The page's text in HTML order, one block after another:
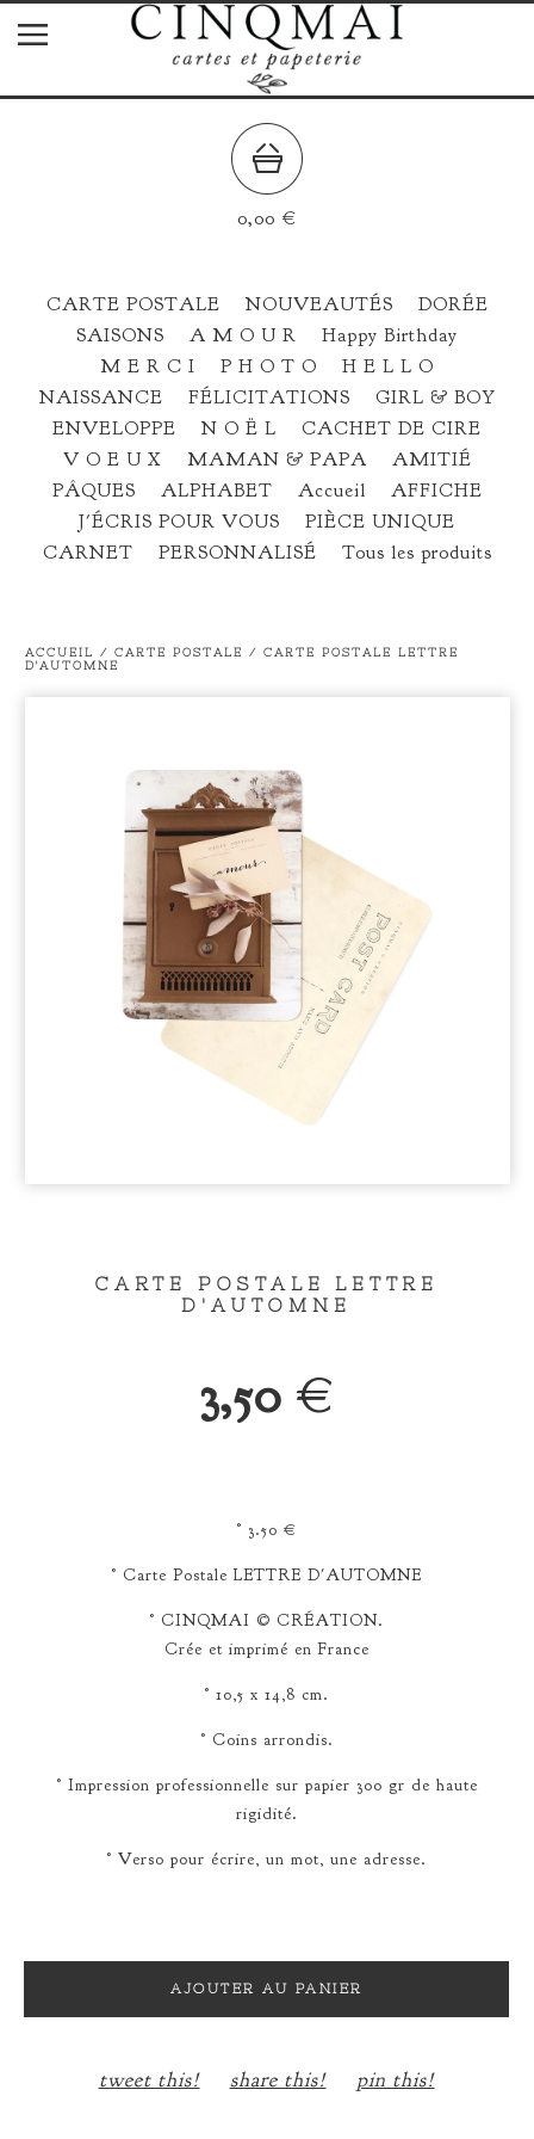
0,00 €
CARTE POSTALE NOUVEAUTÉS
DORÉE
SAISONS
A M O U R
Happy Birthday
M E R C I
P H O T O
H E L L O
NAISSANCE
FÉLICITATIONS
GIRL & BOY
ENVELOPPE
N O Ë L
CACHET DE CIRE
V O E U X
MAMAN & PAPA
AMITIÉ
PÂQUES
ALPHABET Accueil
AFFICHE
J'ÉCRIS POUR VOUS
PIÈCE UNIQUE
CARNET
PERSONNALISÉ Tous les produits
ACCUEIL / CARTE POSTALE / CARTE POSTALE LETTRE
D'AUTOMNE
CARTE POSTALE LETTRE
D'AUTOMNE
3,50 €
° 3.50 €
° Carte Postale LETTRE D'AUTOMNE
° CINQMAI © CRÉATION.
Crée et imprimé en France
° 10,5 x 14,8 cm.
° Coins arrondis.
° Impression professionnelle sur papier 300 gr de haute
rigidité.
° Verso pour écrire, un mot, une adresse.
AJOUTER AU PANIER
tweet this! share this! pin this!